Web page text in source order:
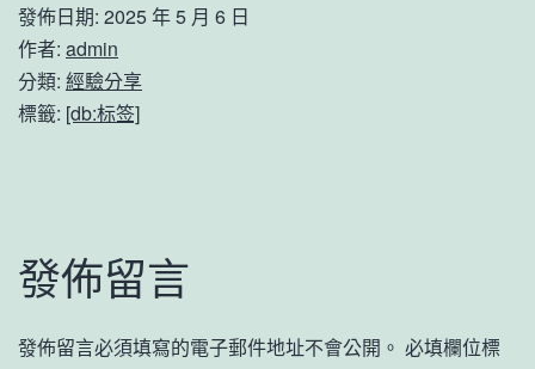
發佈日期: 2025 年 5 月 6 日
作者: admin
分類: 經驗分享
標籤: [db:标签]
發佈留言
發佈留言必須填寫的電子郵件地址不會公開。 必填欄位標